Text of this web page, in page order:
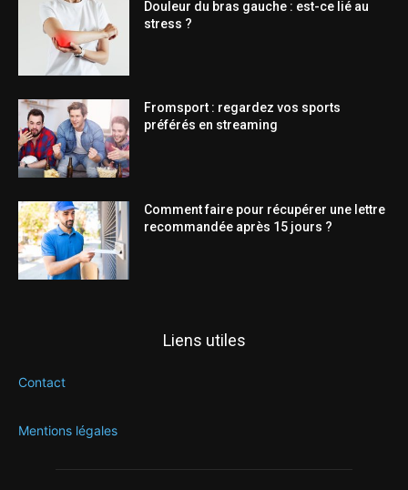
Douleur du bras gauche : est-ce lié au
stress ?
Fromsport : regardez vos sports
préférés en streaming
Comment faire pour récupérer une lettre
recommandée après 15 jours ?
Liens utiles
Contact
Mentions légales